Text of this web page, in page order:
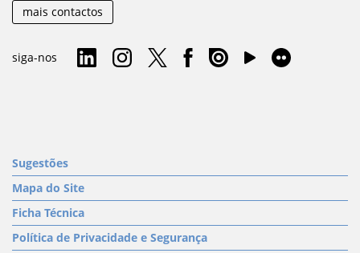
mais contactos
siga-nos
Sugestões
Mapa do Site
Ficha Técnica
Política de Privacidade e Segurança